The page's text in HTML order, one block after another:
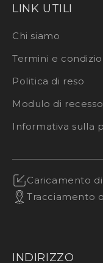
LINK UTILI
Chi siamo
Termini e
Politica di reso
Modulo di recesso
Informativa sulla
Caricamento di
Tracciamento
INDIRIZZO